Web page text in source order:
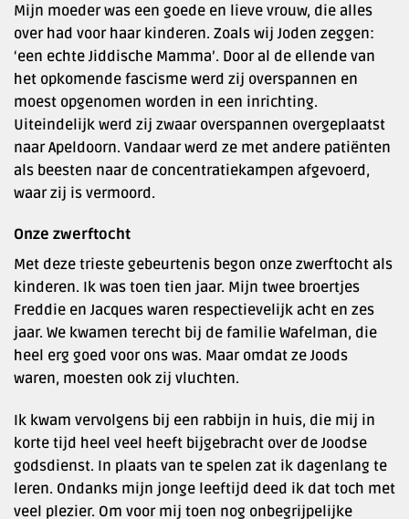
Mijn moeder was een goede en lieve vrouw, die alles
over had voor haar kinderen. Zoals wij Joden zeggen:
‘een echte Jiddische Mamma’. Door al de ellende van
het opkomende fascisme werd zij overspannen en
moest opgenomen worden in een inrichting.
Uiteindelijk werd zij zwaar overspannen overgeplaatst
naar Apeldoorn. Vandaar werd ze met andere patiënten
als beesten naar de concentratiekampen afgevoerd,
waar zij is vermoord.
Onze zwerftocht
Met deze trieste gebeurtenis begon onze zwerftocht als
kinderen. Ik was toen tien jaar. Mijn twee broertjes
Freddie en Jacques waren respectievelijk acht en zes
jaar. We kwamen terecht bij de familie Wafelman, die
heel erg goed voor ons was. Maar omdat ze Joods
waren, moesten ook zij vluchten.
Ik kwam vervolgens bij een rabbijn in huis, die mij in
korte tijd heel veel heeft bijgebracht over de Joodse
godsdienst. In plaats van te spelen zat ik dagenlang te
leren. Ondanks mijn jonge leeftijd deed ik dat toch met
veel plezier. Om voor mij toen nog onbegrijpelijke